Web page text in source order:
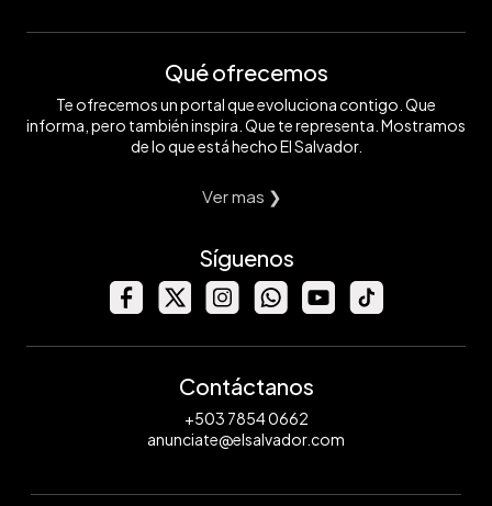
Qué ofrecemos
Te ofrecemos un portal que evoluciona contigo. Que
informa, pero también inspira. Que te representa. Mostramos
de lo que está hecho El Salvador.
Ver mas ❯
Síguenos
Contáctanos
+503 7854 0662
anunciate@elsalvador.com